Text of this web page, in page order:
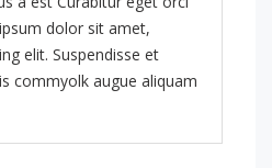
dolor sit amet,
elit. Suspendisse et
commyolk augue aliquam